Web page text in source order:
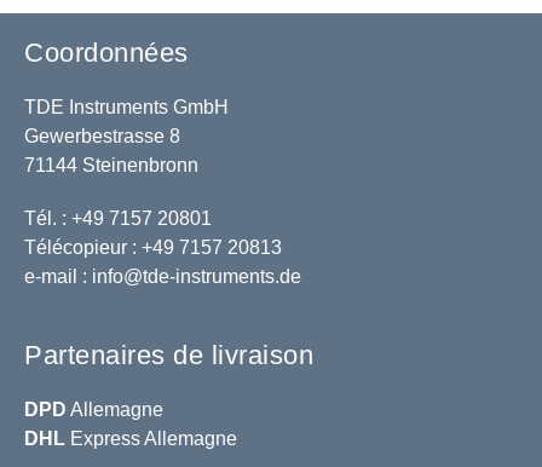
Coordonnées
TDE Instruments GmbH
Gewerbestrasse 8
71144 Steinenbronn
Tél. : +49 7157 20801
Télécopieur : +49 7157 20813
e-mail : info@tde-instruments.de
Partenaires de livraison
DPD Allemagne
DHL Express Allemagne